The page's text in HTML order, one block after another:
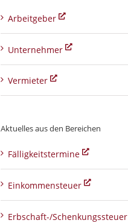
Arbeitgeber
Unternehmer
Vermieter
Aktuelles aus den Bereichen
Fälligkeitstermine
Einkommensteuer
Erbschaft-/Schenkungssteuer